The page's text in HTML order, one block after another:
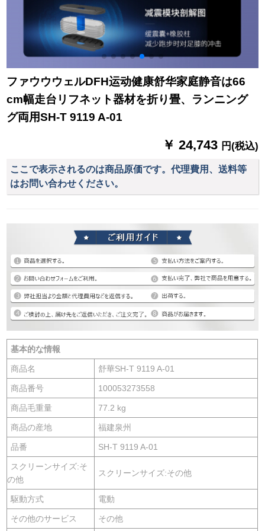
ファウウウェルDFH运动健康舒华家庭静音は66
cm幅走台リフネット器材を折り畳、ランニング
グ両用SH-T 9119 A-01
￥ 24,743 円(税込)
ここで表示されるのは商品原価です。代理費用、送料等
はお問い合わせください。
基本的な情報
商品名 舒華SH-T 9119 A-01
商品番号 100053273558
商品毛重量 77.2 kg
商品の産地 福建泉州
品番 SH-T 9119 A-01
スクリーンサイズ:そ
の他
スクリーンサイズ:その他
駆動方式 電動
その他のサービス その他